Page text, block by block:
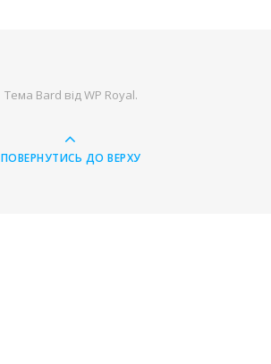
Тема Bard від WP Royal.
ПОВЕРНУТИСЬ ДО ВЕРХУ